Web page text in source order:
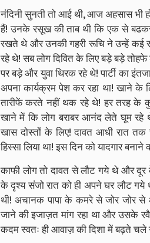
नंदिनी सुनती तो आई थी, आज अहसास भी
हैं! उनके रसूख की ताब थी कि एक से
रखते थे और उनकी गहरी रूचि ने उन्हें कई
रहे थे! सब लोग दिवित के लिए बड़े बड़े
पर बड़े और युवा थिरक रहे थे! पार्टी का
अपना कार्यक्रम पेश कर रहा था! खाने के
तारीफें करते नहीं थक रहे थे! हर तरह के
खाने में कि लोग बराबर आनंद लेते घूम रहे
खास दोस्तों के लिए! दावत आधी रात तक
हिस्सा लिया था! इस दिन को यादगार बनाने
काफी लोग तो दावत से लौट गये थे और
के दृश्य संजो रात को ही अपने घर लौट गये
थी! अचानक पापा के कमरे से जोर जोर
जाने की इजाज़त मांग रहा था और उसके
कदम स्वतः ही आवाज़ की दिशा में बढ़ते चले